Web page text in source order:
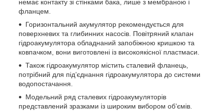
немає контакту зі стінками бака, лише з мембраною і
фланцем.
Горизонтальний акумулятор рекомендується для
поверхневих та глибинних насосів. Повітряний клапан
гідроакумулятора обладнаний запобіжною кришкою та
ковпачком, вони виготовлені із високоякісної пластмаси.
Також гідроакумулятор містить сталевий фланець,
потрібний для під’єднання гідроакумулятора до системи
водопостачання.
Модельний ряд сталевих гідроакумуляторів
представлений зразками із широким вибором об’ємів.